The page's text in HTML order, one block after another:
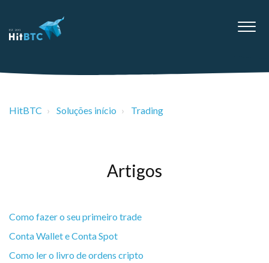
HitBTC Soluções início Trading
Artigos
Como fazer o seu primeiro trade
Conta Wallet e Conta Spot
Como ler o livro de ordens cripto